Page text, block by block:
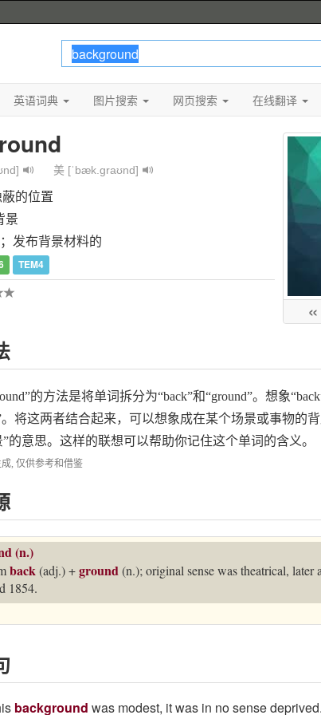
英语词典 图片搜索 网页搜索 在线翻译
美 [ˈbæk.ɡraʊnd]
的位置
景
发布背景材料的
TEM4
«
的方法是将单词拆分为“back”和“ground”。想象
。将这两者结合起来，可以想象成在某个场景或事物的背
的意思。这样的联想可以帮助你记住这个单词的含义。
, 仅供参考和借鉴
(n.)
back(adj.) +ground(n.); original sense was theatrical,
1854.
background was modest, it was in no sense deprived.